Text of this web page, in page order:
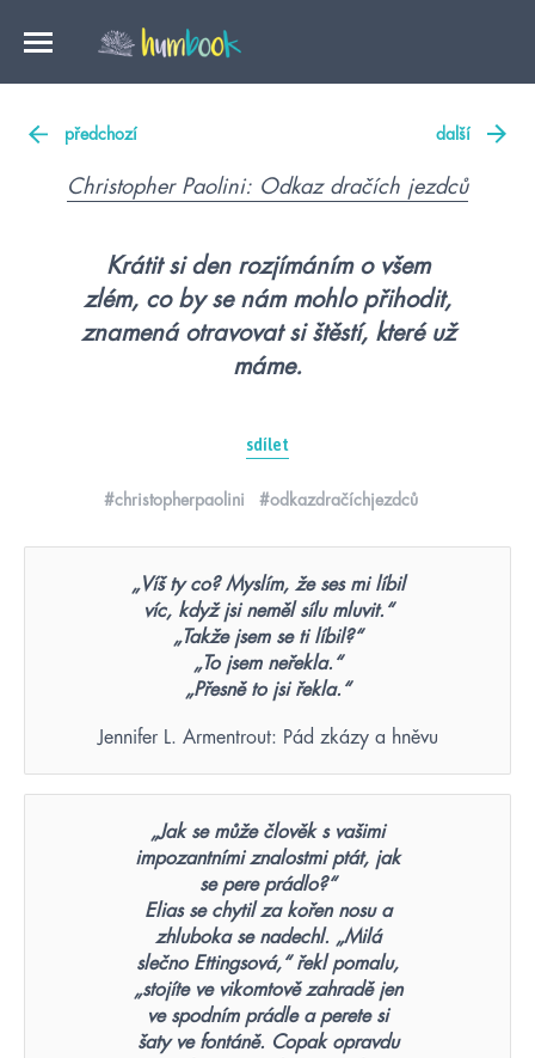
předchozí další
Christopher Paolini: Odkaz dračích jezdců
Krátit si den rozjímáním o všem
zlém, co by se nám mohlo přihodit,
znamená otravovat si štěstí, které už
máme.
sdílet
#christopherpaolini #odkazdračíchjezdců
„Víš ty co? Myslím, že ses mi líbil
víc, když jsi neměl sílu mluvit.“
„Takže jsem se ti líbil?“
„To jsem neřekla.“
„Přesně to jsi řekla.“
Jennifer L. Armentrout: Pád zkázy a hněvu
„Jak se může člověk s vašimi
impozantními znalostmi ptát, jak
se pere prádlo?“
Elias se chytil za kořen nosu a
zhluboka se nadechl. „Milá
slečno Ettingsová,“ řekl pomalu,
„stojíte ve vikomtově zahradě jen
ve spodním prádle a perete si
šaty ve fontáně. Copak opravdu